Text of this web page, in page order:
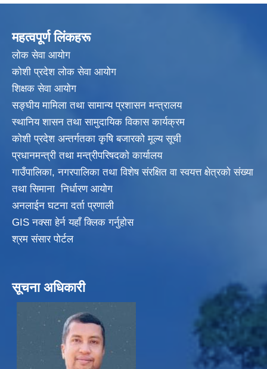
महत्वपूर्ण लिंकहरू
लाेक सेवा आयाेग
कोशी प्रदेश लोक सेवा आयोग
शिक्षक सेवा आयाेग
सङ्‍घीय मामिला तथा सामान्य प्रशासन मन्त्रालय
स्थानिय शासन तथा सामुदायिक विकास कार्यक्रम
कोशी प्रदेश अन्तर्गतका कृषि बजारको मूल्य सूची
प्रधानमन्त्री तथा मन्त्रीपरिषदकाे कार्यालय
गाउँपालिका, नगरपालिका तथा विशेष संरक्षित वा स्वयत्त क्षेत्रकाे संख्या
तथा सिमाना निर्धारण आयाेग
अनलाईन घटना दर्ता प्रणाली
GIS नक्सा हेर्न यहाँ क्लिक गर्नुहाेस
श्रम संसार पोर्टल
सूचना अधिकारी